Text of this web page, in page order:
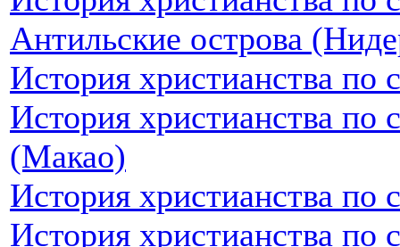
Антильские острова
История христианства по
История христианства
(Макао)
История христианства
История христианства по